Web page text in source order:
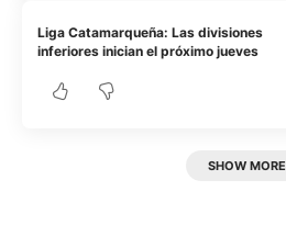
Liga Catamarqueña: Las divisiones
inferiores inician el próximo jueves
SHOW MORE